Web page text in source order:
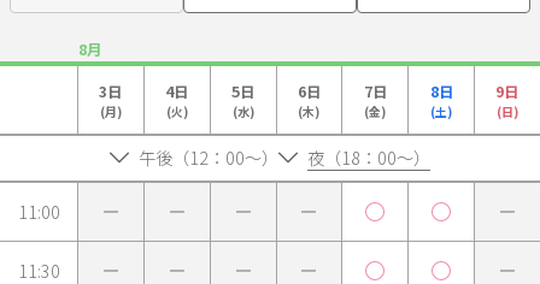
8月
3日
(月)
4日
(火)
5日
(水)
6日
(木)
7日
(金)
8日
(土)
9日
(日)
午後（12：00～） 夜（18：00～）
11:00
11:30